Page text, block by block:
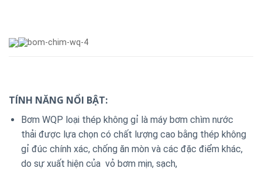
TÍNH NĂNG NỔI BẬT:
Bơm WQP loại thép không gỉ là máy bơm chìm nước
thải được lựa chọn có chất lượng cao bằng thép không
gỉ đúc chính xác, chống ăn mòn và các đặc điểm khác,
do sự xuất hiện của vỏ bơm mịn, sạch,